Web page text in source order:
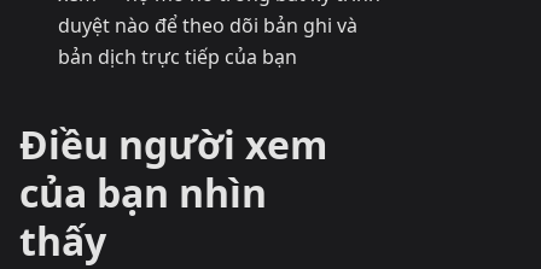
duyệt nào để theo dõi bản ghi và
bản dịch trực tiếp của bạn
Điều người xem
của bạn nhìn
thấy